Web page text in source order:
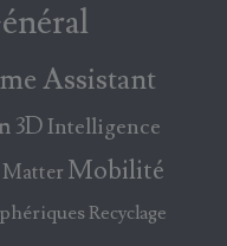
Assistant
3DIntelligence
Matter Mobilité
Recyclage